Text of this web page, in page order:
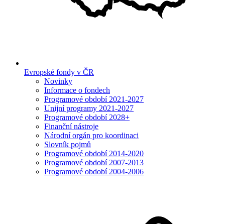
Evropské fondy v ČR
Novinky
Informace o fondech
Programové období 2021-2027
Unijní programy 2021-2027
Programové období 2028+
Finanční nástroje
Národní orgán pro koordinaci
Slovník pojmů
Programové období 2014-2020
Programové období 2007-2013
Programové období 2004-2006